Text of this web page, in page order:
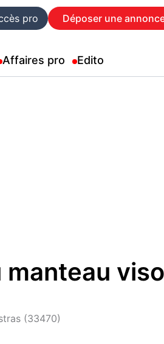
pro Déposer une
Affaires pro Edito
manteau
(33470)